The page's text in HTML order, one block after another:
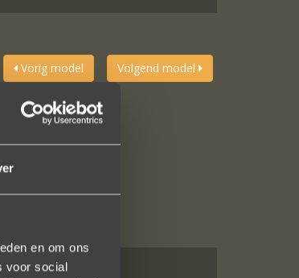
en om ons
voor social
Vorig model Volgend model